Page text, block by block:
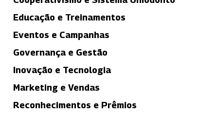
Educação e Treinamentos
Eventos e Campanhas
Governança e Gestão
Inovação e Tecnologia
Marketing e Vendas
Reconhecimentos e Prêmios